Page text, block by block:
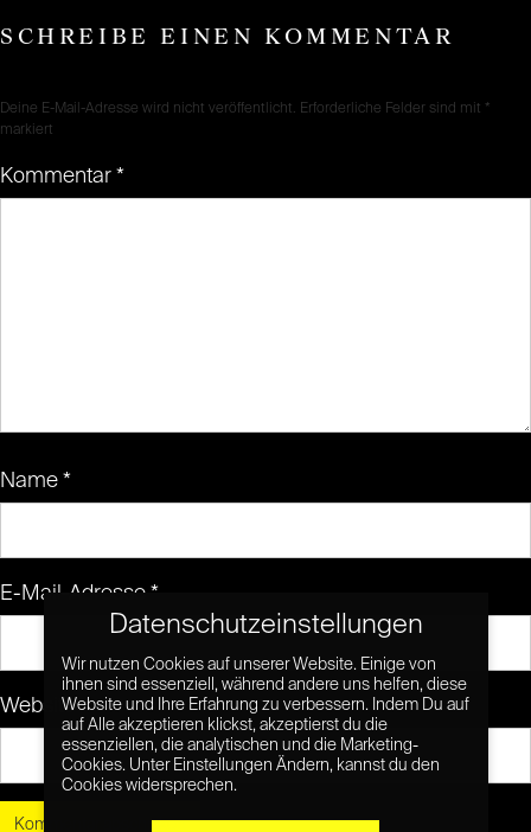
SCHREIBE EINEN KOMMENTAR
Deine E-Mail-Adresse wird nicht veröffentlicht. Erforderliche Felder sind mit *
markiert
Kommentar *
Name *
E-Mail-Adresse *
Website
Datenschutzeinstellungen
Wir nutzen Cookies auf unserer Website. Einige von
ihnen sind essenziell, während andere uns helfen, diese
Website und Ihre Erfahrung zu verbessern. Indem Du auf
auf Alle akzeptieren klickst, akzeptierst du die
essenziellen, die analytischen und die Marketing-
Cookies. Unter Einstellungen Ändern, kannst du den
Cookies widersprechen.